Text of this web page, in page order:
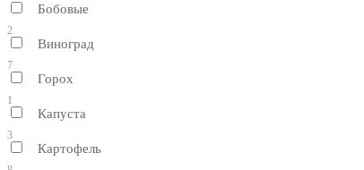
Бобовые
2
Виноград
7
Горох
1
Капуста
3
Картофель